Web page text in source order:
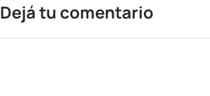
Dejá tu comentario